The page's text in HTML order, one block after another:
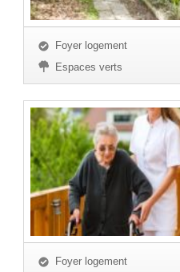
Foyer logement
Espaces verts
Foyer logement